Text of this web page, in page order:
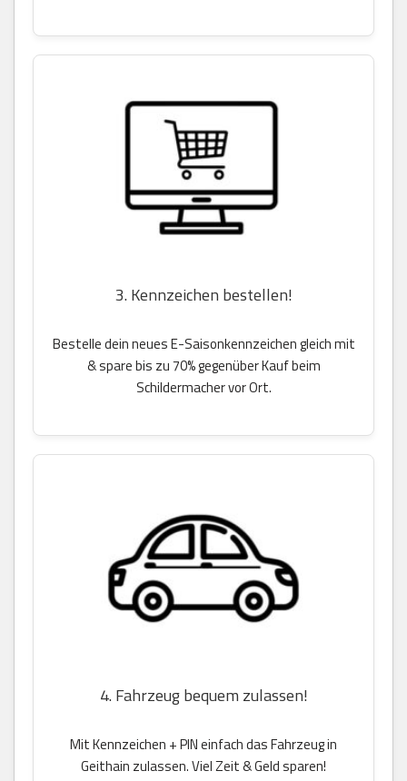
3. Kennzeichen bestellen!
Bestelle dein neues E-Saisonkennzeichen gleich mit
& spare bis zu 70% gegenüber Kauf beim
Schildermacher vor Ort.
4. Fahrzeug bequem zulassen!
Mit Kennzeichen + PIN einfach das Fahrzeug in
Geithain zulassen. Viel Zeit & Geld sparen!